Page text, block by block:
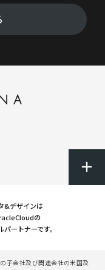
&デザインは
の
ートナーです。
子会社及び関連会社の米国及